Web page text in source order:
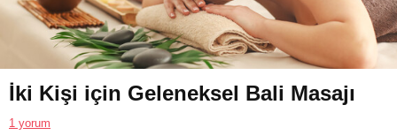
İki Kişi için Geleneksel Bali Masajı
1 yorum